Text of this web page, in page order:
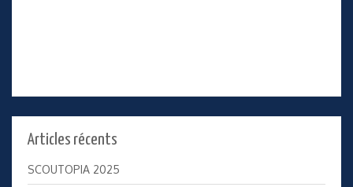
Articles récents
SCOUTOPIA 2025